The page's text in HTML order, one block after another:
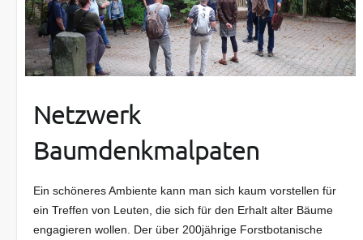
Netzwerk
Baumdenkmalpaten
Ein schöneres Ambiente kann man sich kaum vorstellen für
ein Treffen von Leuten, die sich für den Erhalt alter Bäume
engagieren wollen. Der über 200jährige Forstbotanische